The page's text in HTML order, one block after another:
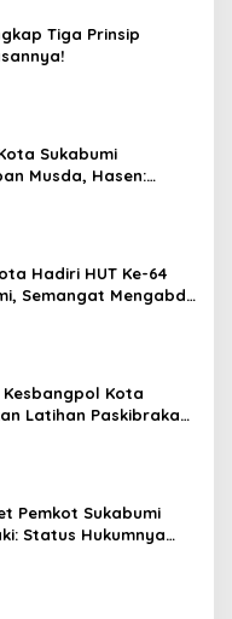
Tiga Prinsip
Sukabumi
Musda, Hasen:
Hadiri HUT Ke-64
Semangat Mengabdi
Kesbangpol Kota
Latihan Paskibraka
Pemkot Sukabumi
Status Hukumnya